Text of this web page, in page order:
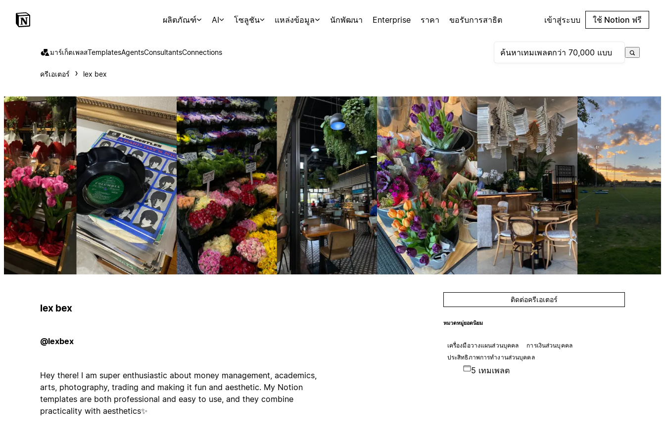
ผลิตภัณฑ์ AI โซลูชัน แหล่งข้อมูล นักพัฒนา Enterprise ราคา ขอรับการสาธิต เข้าสู่ระบบ ใช้ Notion ฟรี
มาร์เก็ตเพลสTemplatesAgentsConsultantsConnections
ครีเอเตอร์ lex bex
lex bex
@lexbex
Hey there! I am super enthusiastic about money management, academics,
arts, photography, trading and making it fun and aesthetic. My Notion
templates are both professional and easy to use, and they combine
practicality with aesthetics✨
ติดต่อครีเอเตอร์
หมวดหมู่ยอดนิยม
เครื่องมือวางแผนส่วนบุคคล
การเงินส่วนบุคคล
ประสิทธิภาพการทำงานส่วนบุคคล
5 เทมเพลต